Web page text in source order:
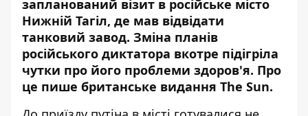
запланований візит в російське місто
Нижній Тагіл, де мав відвідати
танковий завод. Зміна планів
російського диктатора вкотре підігріла
чутки про його проблеми здоров'я. Про
це пише британське видання The Sun.